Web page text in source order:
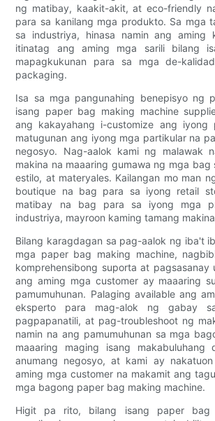
ng matibay, kaakit-akit, at eco-friendly
para sa kanilang mga produkto. Sa mga
sa industriya, hinasa namin ang aming
itinatag ang aming mga sarili bilang
mapagkukunan para sa mga de-
packaging.
Isa sa mga pangunahing benepisyo ng
isang paper bag making machine
ang kakayahang i-customize ang iyong
matugunan ang iyong mga partikular na
negosyo. Nag-aalok kami ng malawak
makina na maaaring gumawa ng mga bag
estilo, at materyales. Kailangan mo man
boutique na bag para sa iyong retail
matibay na bag para sa iyong mga
industriya, mayroon kaming tamang
Bilang karagdagan sa pag-aalok ng iba't
mga paper bag making machine,
komprehensibong suporta at pagsasanay
ang aming mga customer ay maaaring
pamumuhunan. Palaging available ang
eksperto para mag-alok ng gabay
pagpapanatili, at pag-troubleshoot ng
namin na ang pamumuhunan sa mga
maaaring maging isang makabuluhang
anumang negosyo, at kami ay
aming mga customer na makamit ang
mga bagong paper bag making machine.
Higit pa rito, bilang isang paper bag